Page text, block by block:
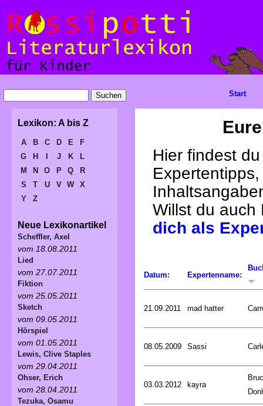
Hier findest
Willst du
dich als
Datum: Expertenname:
21.09.2011 mad hatter
08.05.2009 Sassi
03.03.2012 kayra
Start
Lexikon: A bis Z
A B C D E
F
G
H J K
L
M
N O P Q
R
S
T U V W
X
Y
Z
Neue Lexikonartikel
Scheffler, Axel
vom 18.08.2011
Lied
vom 27.07.2011
Fiktion
vom 25.05.2011
Sketch
vom 09.05.2011
Hörspiel
vom 01.05.2011
Lewis, Clive Staples
vom 29.04.2011
Ohser, Erich
vom 28.04.2011
Tezuka, Osamu